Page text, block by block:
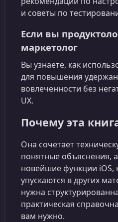
и советы по
Если вы
маркетолог
Вы узнаете, как
для повышения
вовлеченности без
UX.
Почему эта
Она сочетает
понятные объяснения,
новейшие функции iOS,
упускаются в других
нужна
практическая
вам нужно.